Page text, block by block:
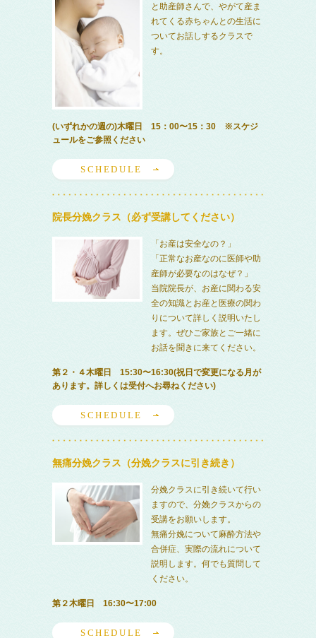
と助産師さんで、やがて産ま
れてくる赤ちゃんとの生活に
ついてお話しするクラスで
す。
(いずれかの週の)木曜日 15：00〜15：30 ※スケジ
ュールをご参照ください
SCHEDULE
院長分娩クラス（必ず受講してください）
「お産は安全なの？」
「正常なお産なのに医師や助
産師が必要なのはなぜ？」
当院院長が、お産に関わる安
全の知識とお産と医療の関わ
りについて詳しく説明いたし
ます。ぜひご家族とご一緒に
お話を聞きに来てください。
第２・４木曜日 15:30〜16:30(祝日で変更になる月が
あります。詳しくは受付へお尋ねください)
SCHEDULE
無痛分娩クラス（分娩クラスに引き続き）
分娩クラスに引き続いて行い
ますので、分娩クラスからの
受講をお願いします。
無痛分娩について麻酔方法や
合併症、実際の流れについて
説明します。何でも質問して
ください。
第２木曜日 16:30〜17:00
SCHEDULE